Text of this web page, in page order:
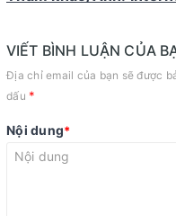
VIẾT BÌNH LUẬN CỦA
Địa chỉ email của bạn sẽ được
dấu *
Nội dung*